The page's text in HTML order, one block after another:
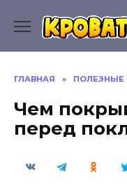
содержанию
ГЛАВНАЯ » ПОЛЕЗНЫЕ
Чем
перед